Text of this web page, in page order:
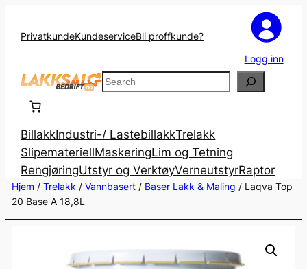
PrivatkundeKundeserviceBli proffkunde?
Logg inn
Search
BillakkIndustri-/ LastebillakkTrelakk
SlipemateriellMaskeringLim og Tetning
RengjøringUtstyr og VerktøyVerneutstyrRaptor
Hjem/ Trelakk / Vannbasert/ Baser Lakk & Maling / Laqva Top
20 Base A 18,8L